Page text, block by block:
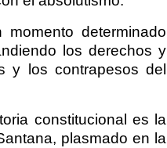
determinado
los derechos y
y los contrapesos del
constitucional es la
plasmado en la